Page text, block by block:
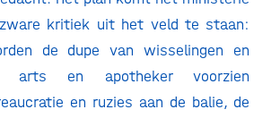
kritiek uit het veld te staan:
de dupe van wisselingen en
arts en apotheker voorzien
en ruzies aan de balie, de